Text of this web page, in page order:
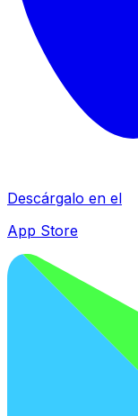
Descárgalo en el
App Store